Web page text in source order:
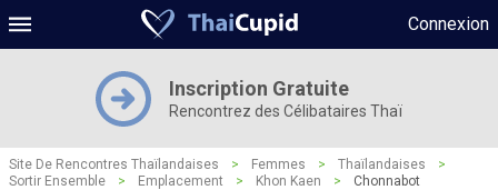
Connexion
Inscription Gratuite
Rencontrez des Célibataires Thaï
Site De Rencontres Thaïlandaises > Femmes > Thaïlandaises
>
Sortir Ensemble
> Emplacement > Khon Kaen > Chonnabot